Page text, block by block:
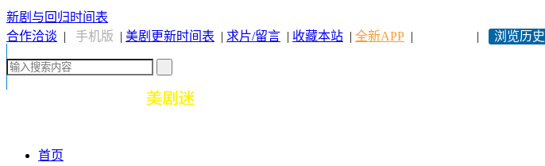
新剧与回归时间表
合作洽谈 | 手机版 | 美剧更新时间表 | 求片/留言 | 收藏本站 | 全新APP | | 浏览历史
首页